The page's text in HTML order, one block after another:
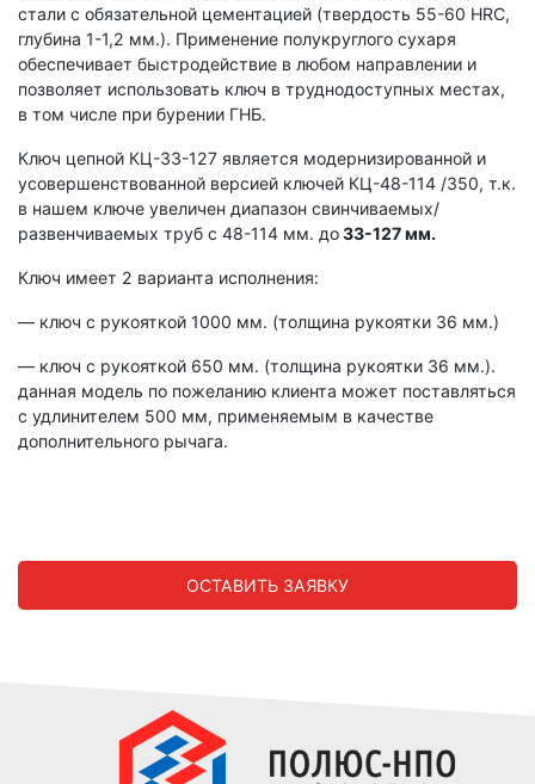
стали с обязательной цементацией (твердость 55-60 HRC,
глубина 1-1,2 мм.). Применение полукруглого сухаря
обеспечивает быстродействие в любом направлении и
позволяет использовать ключ в труднодоступных местах,
в том числе при бурении ГНБ.
Ключ цепной КЦ-33-127 является модернизированной и
усовершенствованной версией ключей КЦ-48-114 /350, т.к.
в нашем ключе увеличен диапазон свинчиваемых/
развенчиваемых труб с 48-114 мм. до33-127 мм.
Ключ имеет 2 варианта исполнения:
— ключ с рукояткой 1000 мм. (толщина рукоятки 36 мм.)
— ключ с рукояткой 650 мм. (толщина рукоятки 36 мм.).
данная модель по пожеланию клиента может поставляться
с удлинителем 500 мм, применяемым в качестве
дополнительного рычага.
ОСТАВИТЬ ЗАЯВКУ